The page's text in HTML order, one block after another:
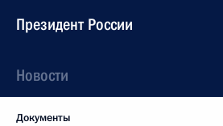
Президент России
Новости
Документы